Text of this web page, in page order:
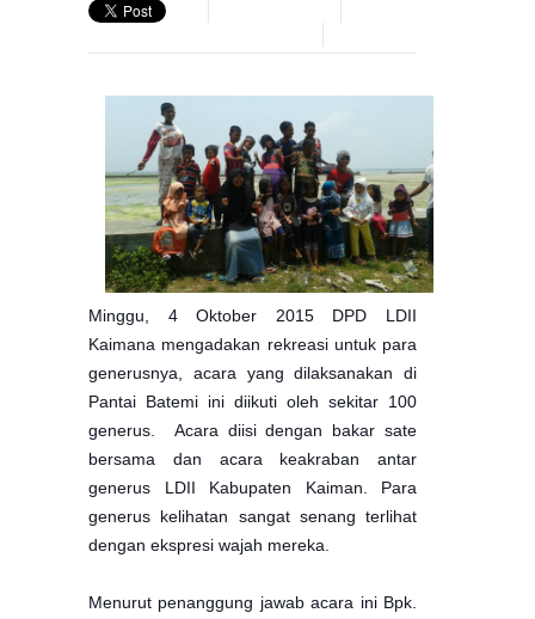
Minggu, 4 Oktober 2015 DPD LDII
Kaimana mengadakan rekreasi untuk para
generusnya, acara yang dilaksanakan di
Pantai Batemi ini diikuti oleh sekitar 100
generus. Acara diisi dengan bakar sate
bersama dan acara keakraban antar
generus LDII Kabupaten Kaiman. Para
generus kelihatan sangat senang terlihat
dengan ekspresi wajah mereka.
Menurut penanggung jawab acara ini Bpk.